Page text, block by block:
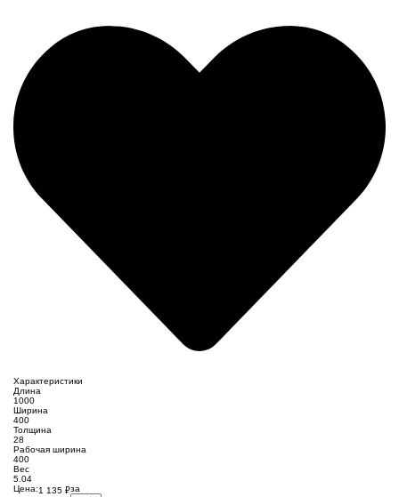
Характеристики
Длина
1000
Ширина
400
Толщина
28
Рабочая ширина
400
Вес
5.04
Цена:1 135 ₽за